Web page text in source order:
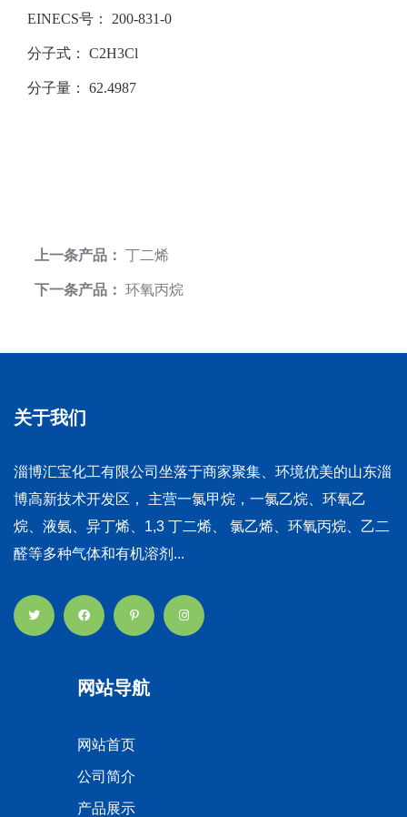
EINECS号： 200-831-0
分子式： C2H3Cl
分子量： 62.4987
上一条产品： 丁二烯
下一条产品： 环氧丙烷
关于我们
淄博汇宝化工有限公司坐落于商家聚集、环境优美的山东淄
博高新技术开发区， 主营一氯甲烷，一氯乙烷、环氧乙
烷、液氨、异丁烯、1,3 丁二烯、 氯乙烯、环氧丙烷、乙二
醛等多种气体和有机溶剂...
网站导航
网站首页
公司简介
产品展示